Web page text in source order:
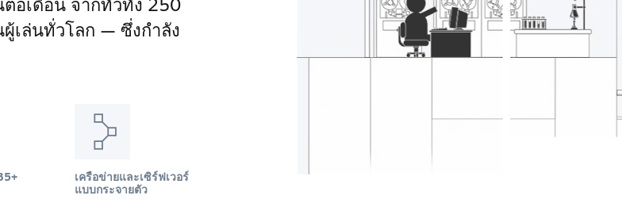
เล่นทั่วโลก — ซึ่งกำลัง
เครือข่ายและเซิร์ฟเวอร์
แบบกระจายตัว